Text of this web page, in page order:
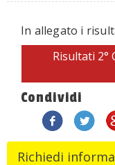
In allegato i
Risultati 2°
Condividi